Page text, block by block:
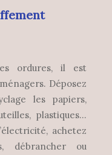
ordures, il est
Déposez
les papiers,
plastiques…
achetez
débrancher ou